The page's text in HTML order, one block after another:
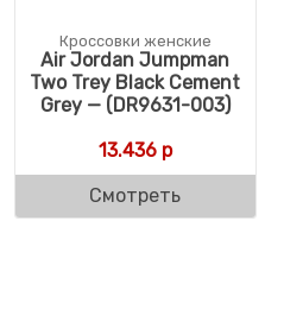
Кроссовки женские
Air Jordan Jumpman
Two Trey Black Cement
Grey — (DR9631-003)
13.436р
Смотреть